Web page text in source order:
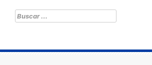
Buscar: